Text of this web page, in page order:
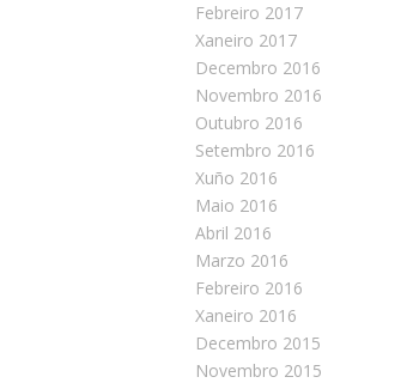
Febreiro 2017
Xaneiro 2017
Decembro 2016
Novembro 2016
Outubro 2016
Setembro 2016
Xuño 2016
Maio 2016
Abril 2016
Marzo 2016
Febreiro 2016
Xaneiro 2016
Decembro 2015
Novembro 2015